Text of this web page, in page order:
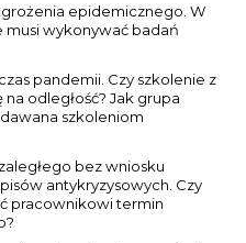
epidemicznego. W
musi wykonywać badań
pandemii. Czy szkolenie z
odległość? Jak grupa
szkoleniom
bez wniosku
antykryzysowych. Czy
pracownikowi termin